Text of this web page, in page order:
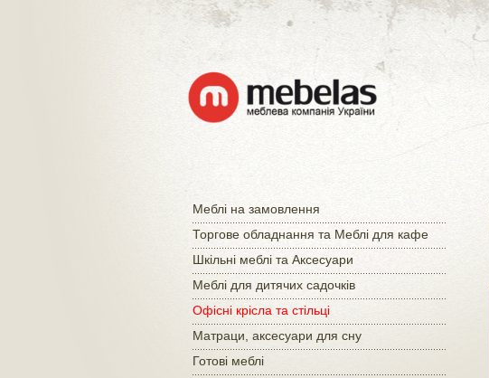
Меблі на замовлення
Торгове обладнання та Меблі для кафе
Шкільні меблі та Аксесуари
Меблі для дитячих садочків
Офісні крісла та стільці
Матраци, аксесуари для сну
Готові меблі